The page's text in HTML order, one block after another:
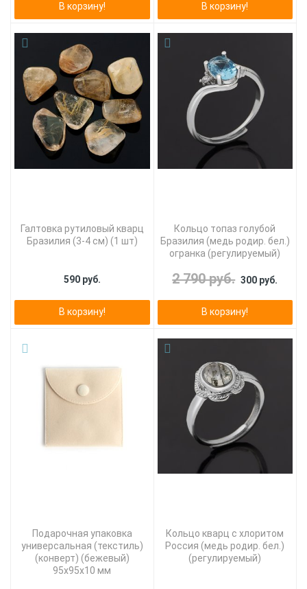
В корзину! В корзину!
Галтовка рутиловый кварц
Бразилия (3-4 см) (1 шт)
590 руб.
В корзину!
Кольцо топаз голубой
Бразилия (медь родир. бел.)
огранка (регулируемый)
2 790 руб. 300 руб.
В корзину!
Подарочная упаковка
универсальная (текстиль)
(конверт) (бежевый)
95х95х10 мм
Кольцо кварц с хлоритом
Россия (медь родир. бел.)
(регулируемый)